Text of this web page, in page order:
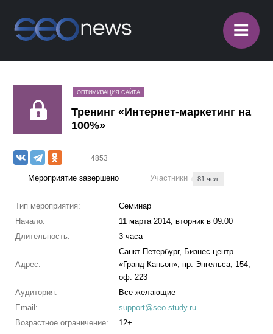
≡
ОПТИМИЗАЦИЯ САЙТА
Тренинг «Интернет-маркетинг на
100%»
4853
Мероприятие завершено Участники 81 чел.
Тип мероприятия:
Семинар
Начало:
11 марта 2014, вторник в 09:00
Длительность:
3 часа
Адрес:
Санкт-Петербург, Бизнес-центр
«Гранд Каньон», пр. Энгельса, 154,
оф. 223
Аудитория:
Все желающие
Email:
support@seo-study.ru
Возрастное ограничение:
12+